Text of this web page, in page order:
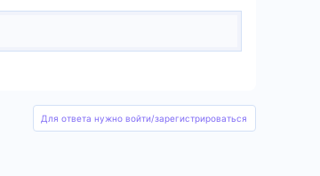
Для ответа нужно войти/зарегистрироваться